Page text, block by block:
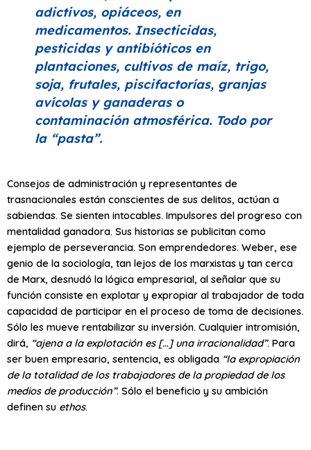
adictivos, opiáceos, en
medicamentos. Insecticidas,
pesticidas y antibióticos en
plantaciones, cultivos de maíz, trigo,
soja, frutales, piscifactorías, granjas
avícolas y ganaderas o
contaminación atmosférica. Todo por
la “pasta”.
Consejos de administración y representantes de
trasnacionales están conscientes de sus delitos, actúan a
sabiendas. Se sienten intocables. Impulsores del progreso con
mentalidad ganadora. Sus historias se publicitan como
ejemplo de perseverancia. Son emprendedores. Weber, ese
genio de la sociología, tan lejos de los marxistas y tan cerca
de Marx, desnudó la lógica empresarial, al señalar que su
función consiste en explotar y expropiar al trabajador de toda
capacidad de participar en el proceso de toma de decisiones.
Sólo les mueve rentabilizar su inversión. Cualquier intromisión,
dirá, “ajena a la explotación es […] una irracionalidad”. Para
ser buen empresario, sentencia, es obligada “la expropiación
de la totalidad de los trabajadores de la propiedad de los
medios de producción”. Sólo el beneficio y su ambición
definen su ethos.